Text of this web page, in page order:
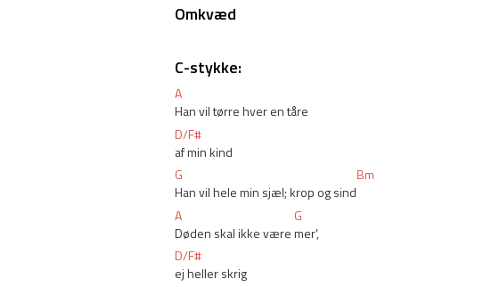
Omkvæd
C-stykke:
A
Han vil tørre hver en tåre
D/F#
af min kind
G
Bm
Han vil hele min sjæl; krop og sind
A
G
Døden skal ikke være mer',
D/F#
ej heller skrig